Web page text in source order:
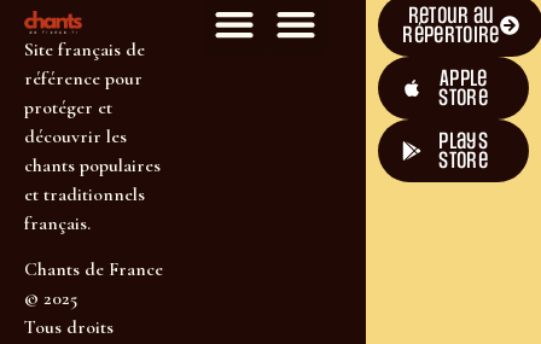
Site français de
référence pour
protéger et
découvrir les
chants populaires
et traditionnels
français.
Chants de France
© 2025
Tous droits
Retour au
répertoire
Apple
Store
plays
store